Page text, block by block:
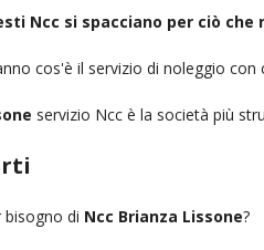
Ncc si spacciano per ciò che
cos'è il servizio di noleggio con
servizio Ncc è la società più
bisogno di Ncc Brianza Lissone?